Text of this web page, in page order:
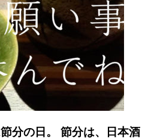
分の日。 節分は、日本酒